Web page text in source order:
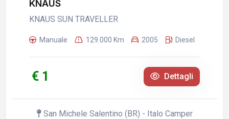
KNAUS
KNAUS SUN TRAVELLER
Manuale 129.000 Km 2005 Diesel
€ 1 Dettagli
San Michele Salentino (BR) - Italo Camper